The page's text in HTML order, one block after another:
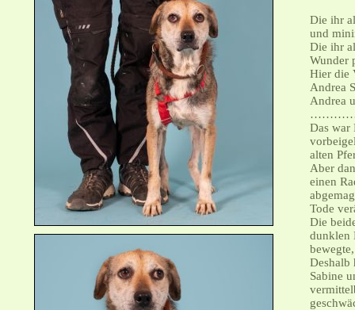
Die ihr
und
Die ihr
Wunder
Hier die
Andrea
Andrea
Das war
alten
Aber
einen
Tode
Die
dunklen
Deshalb
Sabine